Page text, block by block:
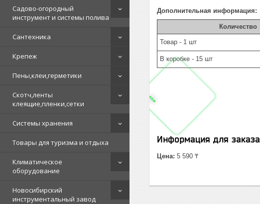
Садово-огородный
инструмент и системы полива
Сантехника
Крепеж
Пены,клеи,герметики
Скотч,ленты
клеящие,пленки,сетки
Системы хранения
Товары для туризма и отдыха
Климатическое
оборудование
Новосибирский
инструментальный завод
Дополнительная информация:
Количество
Товар - 1 шт
В коробке - 15 шт
Информация для заказа
Цена: 5 590 ₸